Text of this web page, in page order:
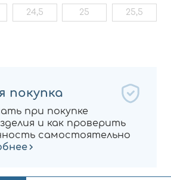
24,5 25 25,5
покупка
при покупке
и как проверить
самостоятельно